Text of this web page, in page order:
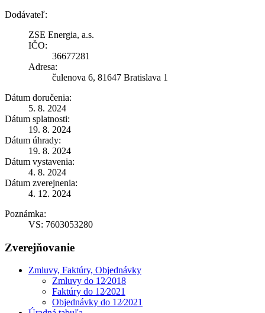
Dodávateľ:
ZSE Energia, a.s.
IČO:
36677281
Adresa:
čulenova 6, 81647 Bratislava 1
Dátum doručenia:
5. 8. 2024
Dátum splatnosti:
19. 8. 2024
Dátum úhrady:
19. 8. 2024
Dátum vystavenia:
4. 8. 2024
Dátum zverejnenia:
4. 12. 2024
Poznámka:
VS: 7603053280
Zverejňovanie
Zmluvy, Faktúry, Objednávky
Zmluvy do 12⁄2018
Faktúry do 12⁄2021
Objednávky do 12⁄2021